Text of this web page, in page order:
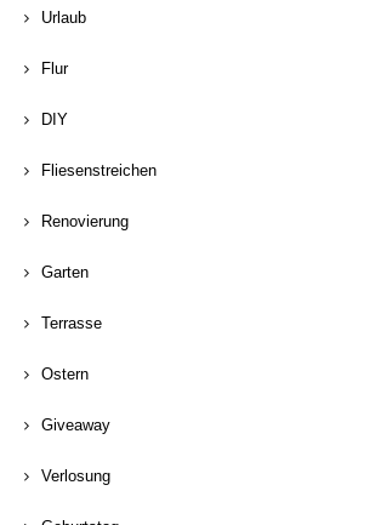
Urlaub
Flur
DIY
Fliesenstreichen
Renovierung
Garten
Terrasse
Ostern
Giveaway
Verlosung